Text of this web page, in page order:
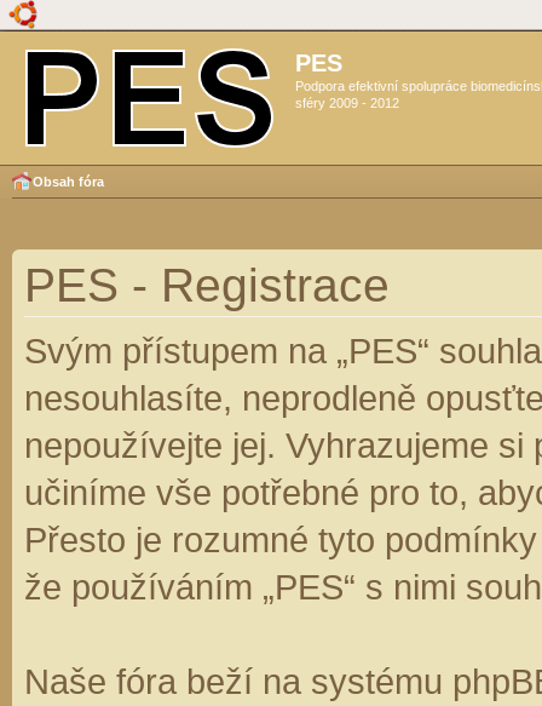
PES
Podpora efektivní spolupráce
sféry 2009 - 2012
Obsah fóra
PES - Registrace
Svým přístupem na „PES“
nesouhlasíte, neprodleně
nepoužívejte jej. Vyhrazujeme
učiníme vše potřebné pro to,
Přesto je rozumné tyto
že používáním „PES“ s nimi
Naše fóra beží na systému